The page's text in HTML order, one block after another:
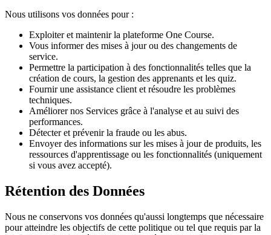
Nous utilisons vos données pour :
Exploiter et maintenir la plateforme One Course.
Vous informer des mises à jour ou des changements de
service.
Permettre la participation à des fonctionnalités telles que la
création de cours, la gestion des apprenants et les quiz.
Fournir une assistance client et résoudre les problèmes
techniques.
Améliorer nos Services grâce à l'analyse et au suivi des
performances.
Détecter et prévenir la fraude ou les abus.
Envoyer des informations sur les mises à jour de produits, les
ressources d'apprentissage ou les fonctionnalités (uniquement
si vous avez accepté).
Rétention des Données
Nous ne conservons vos données qu'aussi longtemps que nécessaire
pour atteindre les objectifs de cette politique ou tel que requis par la